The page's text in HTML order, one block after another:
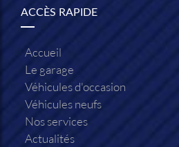
ACCÈS RAPIDE
Accueil
Le garage
Véhicules d'occasion
Véhicules neufs
Nos services
Actualités